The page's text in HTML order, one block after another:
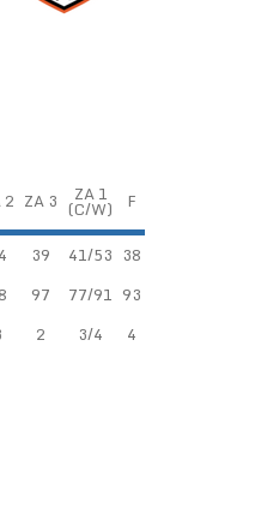
2 ZA 3 ZA 1
(C/W) F
39 41/53 38
97 77/91 93
2 3/4 4